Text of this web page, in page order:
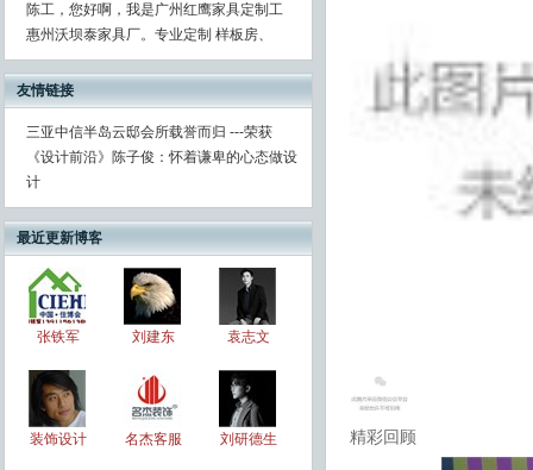
陈工，您好啊，我是广州红鹰家具定制工
惠州沃坝泰家具厂。专业定制 样板房、
友情链接
三亚中信半岛云邸会所载誉而归 ---荣获
《设计前沿》陈子俊：怀着谦卑的心态做设
计
最近更新博客
张铁军 刘建东 袁志文
装饰设计 名杰客服 刘研德生 精彩回顾